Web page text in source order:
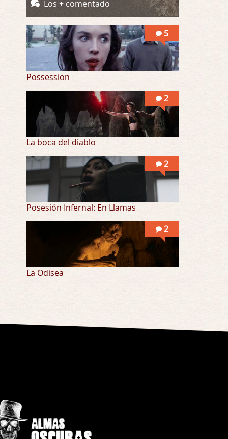
Into the Mud
Por: Flor
Los + comentado
5
Possession
2
La boca del diablo
2
Posesión Infernal: En Llamas
2
La Odisea